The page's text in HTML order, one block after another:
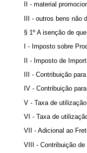
II - material
III - outros bens
§ 1º A isenção de
I - Imposto sobre
II - Imposto de
III - Contribuição
IV - Contribuição
V - Taxa de
VI - Taxa de
VII - Adicional ao
VIII - Contribuição